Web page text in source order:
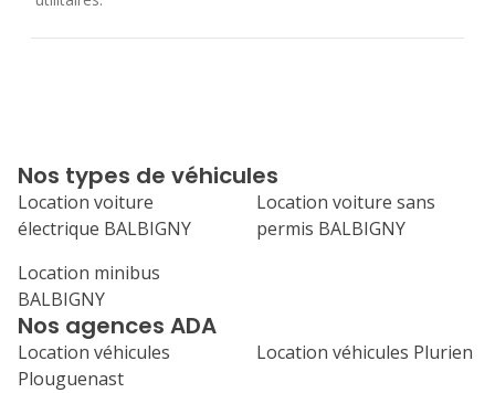
Nos agences ADA
Location véhicules
Plouguenast
Location véhicules Plurien
Nos types de véhicules
Location voiture
électrique BALBIGNY
Location voiture sans
permis BALBIGNY
Location minibus
BALBIGNY